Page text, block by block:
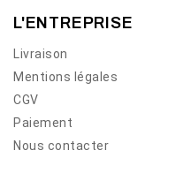
L'ENTREPRISE
Livraison
Mentions légales
CGV
Paiement
Nous contacter